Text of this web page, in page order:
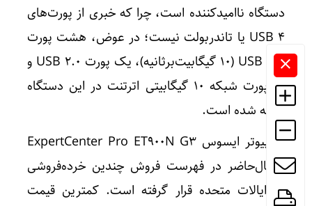
دستگاه ناامیدکننده است، چرا که خبری از پورت‌های
USB 4 یا تاندربولت نیست؛ در عوض، هشت پورت
USB 3.2 (۱۰ گیگابیت‌برثانیه)، یک پورت USB 2.0 و
دو پورت شبکه ۱۰ گیگابیتی اترتنت در این دستگاه
تعبیه شده است.
کامپیوتر ایسوس ExpertCenter Pro ET900N G3
درحال‌حاضر در فهرست فروش چندین خرده‌فروشی
در ایالات متحده قرار گرفته است. کمترین قیمت